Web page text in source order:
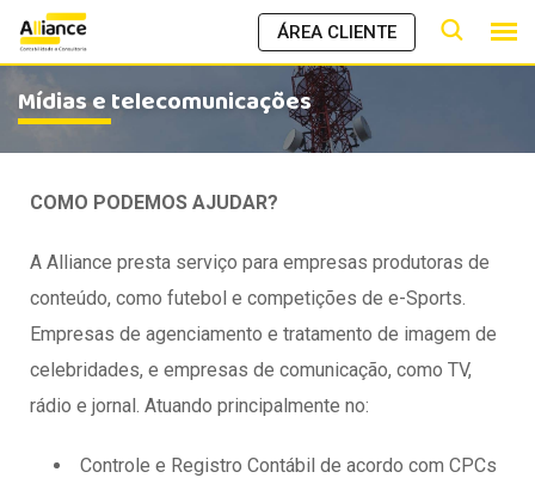
ÁREA CLIENTE
Mídias e telecomunicações
COMO PODEMOS AJUDAR?
A Alliance presta serviço para empresas produtoras de
conteúdo, como futebol e competições de e-Sports.
Empresas de agenciamento e tratamento de imagem de
celebridades, e empresas de comunicação, como TV,
rádio e jornal. Atuando principalmente no:
Controle e Registro Contábil de acordo com CPCs